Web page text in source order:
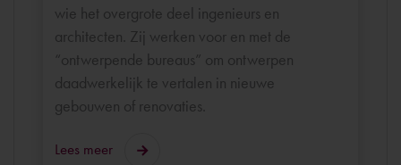
wie het overgrote deel ingenieurs en
architecten. Zij werken voor en met de
“ontwerpende bureaus” om ontwerpen
daadwerkelijk te vertalen in nieuwe
gebouwen of renovaties.
Lees meer